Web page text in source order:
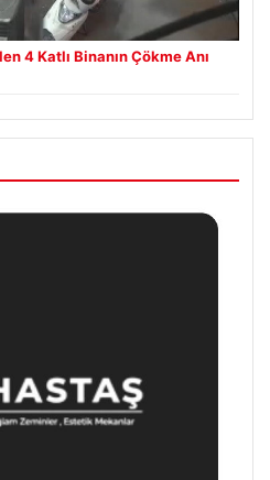
4 Katlı Binanın Çökme Anı